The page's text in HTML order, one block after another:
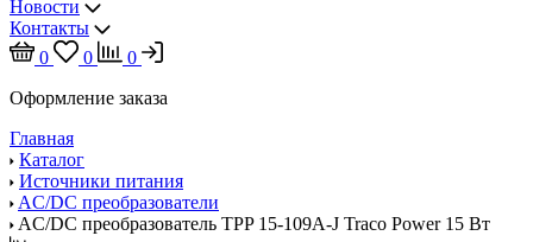
Новости
Контакты
0
0
0
Оформление заказа
Главная
Каталог
Источники питания
AC/DC преобразователи
AC/DC преобразователь TPP 15-109A-J Traco Power 15 Вт